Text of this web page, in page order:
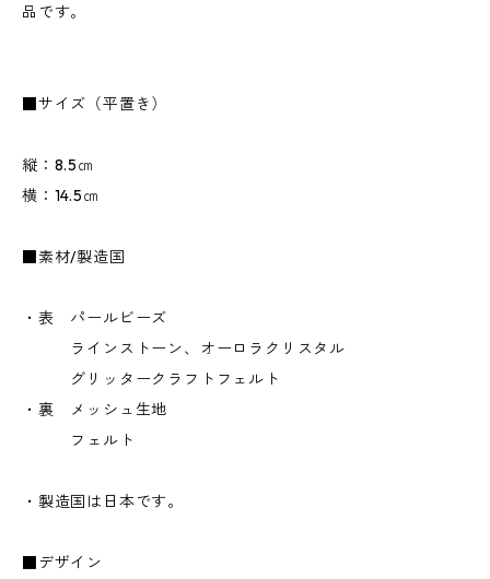
品です。
■サイズ（平置き）
縦：8.5㎝
横：14.5㎝
■素材/製造国
・表 パールビーズ
ラインストーン、オーロラクリスタル
グリッタークラフトフェルト
・裏 メッシュ生地
フェルト
・製造国は日本です。
■デザイン